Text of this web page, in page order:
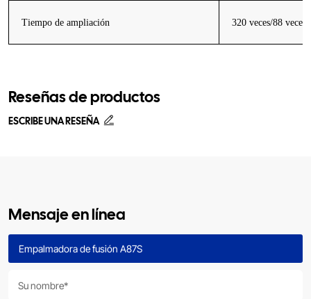
Tiempo de ampliación 320 veces/88 veces
Reseñas de productos
ESCRIBE UNA RESEÑA
Mensaje en línea